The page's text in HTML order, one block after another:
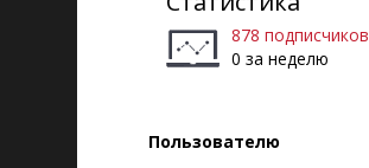
878 подписчиков
0 за неделю
Пользователю